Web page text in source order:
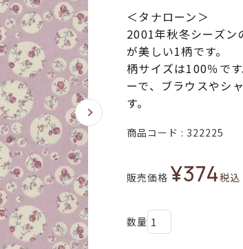
＜タナローン＞
2001年秋冬シーズン
が美しい1柄です。
柄サイズは100％で
ーで、ブラウスやシ
す。
商品コード 322225
販売価格 ¥374税込